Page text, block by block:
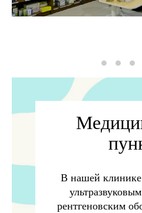
Klinic
В нашей
рентгеновским